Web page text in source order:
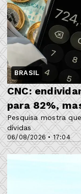
BRASIL
06/08/2026 • 17:04
CNC:
para 82%,
Pesquisa mostra
dívidas